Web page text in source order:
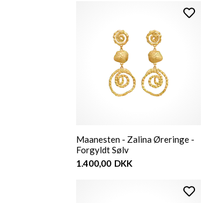
Maanesten - Zalina Øreringe -
Forgyldt Sølv
1.400,00 DKK